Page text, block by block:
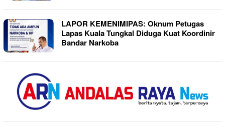
LAPOR KEMENIMIPAS: Oknum Petugas
Lapas Kuala Tungkal Diduga Kuat Koordinir
Bandar Narkoba